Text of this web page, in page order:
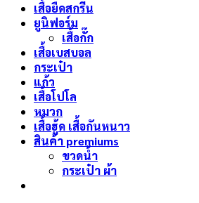
เสื้อยืดสกรีน
ยูนิฟอร์ม
เสื้อกั๊ก
เสื้อเบสบอล
กระเป๋า
แก้ว
เสื้อโปโล
หมวก
เสื้อฮู้ด เสื้อกันหนาว
สินค้า premiums
ขวดน้ำ
กระเป๋า ผ้า